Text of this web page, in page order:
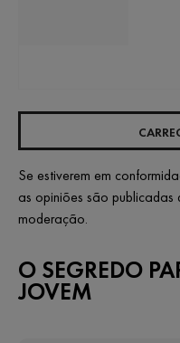
Se estiverem em
as opiniões são publicadas
moderação.
O SEGREDO
JOVEM